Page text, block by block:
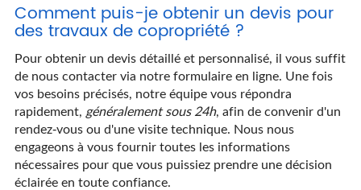
Comment puis-je obtenir un devis pour
des travaux de copropriété ?
Pour obtenir un devis détaillé et personnalisé, il vous suffit
de nous contacter via notre formulaire en ligne. Une fois
vos besoins précisés, notre équipe vous répondra
rapidement, généralement sous 24h, afin de convenir d'un
rendez-vous ou d'une visite technique. Nous nous
engageons à vous fournir toutes les informations
nécessaires pour que vous puissiez prendre une décision
éclairée en toute confiance.